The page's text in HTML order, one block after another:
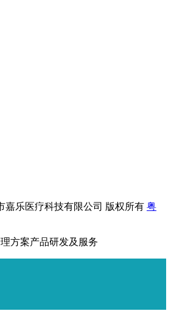
嘉乐医疗科技有限公司 版权所有 粤
方案产品研发及服务